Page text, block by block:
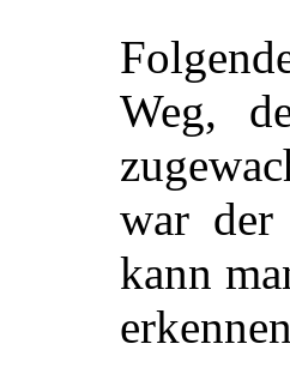
Weg,
war der
kann